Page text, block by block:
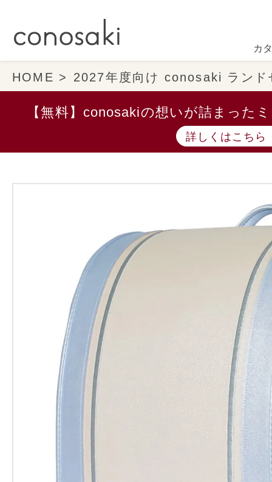
カ
HOME 2027年度向け conosaki ランド
【無料】conosakiの想いが詰まった
詳しくはこちら